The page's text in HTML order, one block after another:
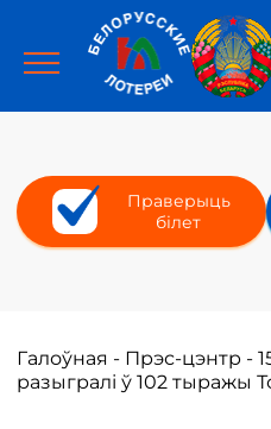
Праверыць
білет
Галоўная - Прэс-цэнтр -
разыгралі ў 102 тыражы